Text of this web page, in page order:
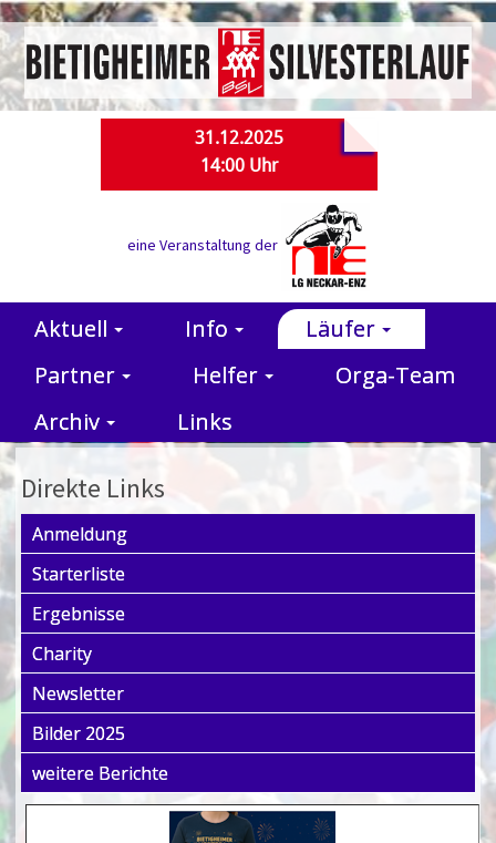
31.12.2025
14:00 Uhr
eine Veranstaltung der
Aktuell Info
Läufer
Partner
Helfer
Orga-Team
Archiv
Links
Direkte Links
Anmeldung
Starterliste
Ergebnisse
Charity
Newsletter
Bilder 2025
weitere Berichte